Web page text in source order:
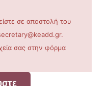
σε αποστολή του
σας στην φόρμα